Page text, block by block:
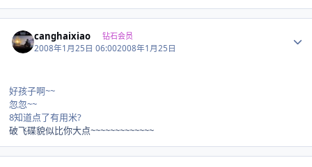
canghaixiao 钻石会员
2008年1月25日 06:002008年1月25日
好孩子啊~~
忽忽~~
8知道点了有用米?
破飞碟貌似比你大点~~~~~~~~~~~~~